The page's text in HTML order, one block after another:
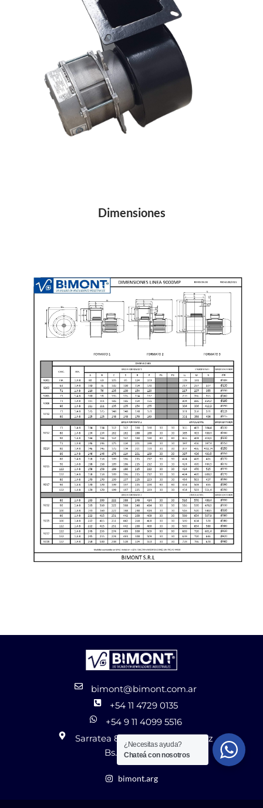
Dimensiones
bimont@bimont.com.ar
+54 11 4729 0135
+54 9 11 4099 5516
Sarratea 8256 José León Suárez
Bs. As. - Argentina
bimont.arg
¿Necesitas ayuda?
Chateá con nosotros